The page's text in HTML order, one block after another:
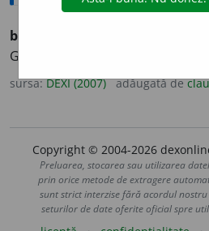
bund
Asociație,
Germania și Elveția). • pl.
sursa:DEXI (2007) adăugată de
Copyright © 2004-2026
Preluarea, stocarea sau utilizarea
prin orice metode de extragere
sunt strict interzise fără acordul
seturilor de date oferite oficial spre